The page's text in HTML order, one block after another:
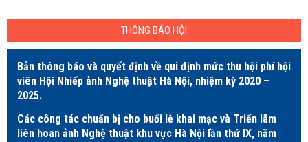
THÔNG BÁO HỘI
Bản thông báo và quyết định về qui định mức thu hội phí hội
viên Hội Nhiếp ảnh Nghệ thuật Hà Nội, nhiệm kỳ 2020 –
2025.
Các công tác chuẩn bị cho buổi lễ khai mạc và Triển lãm
liên hoan ảnh Nghệ thuật khu vực Hà Nội lần thứ IX, năm